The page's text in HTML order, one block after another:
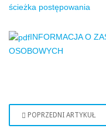
ścieżka postępowania
INFORMACJA O
OSOBOWYCH
POPRZEDNI ARTYKUŁ